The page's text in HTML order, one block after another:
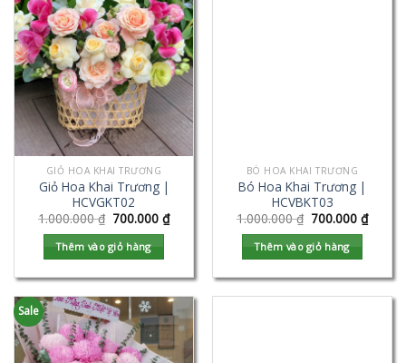
GIỎ HOA KHAI TRƯƠNG
Giỏ Hoa Khai Trương |
HCVGKT02
1.000.000₫ 700.000₫
Thêm vào giỏ hàng
BÓ HOA KHAI TRƯƠNG
Bó Hoa Khai Trương |
HCVBKT03
1.000.000₫ 700.000₫
Thêm vào giỏ hàng
Sale